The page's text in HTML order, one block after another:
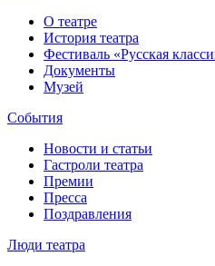
О театре
История театра
Фестиваль «Русская
Документы
Музей
События
Новости и статьи
Гастроли театра
Премии
Пресса
Поздравления
Люди театра